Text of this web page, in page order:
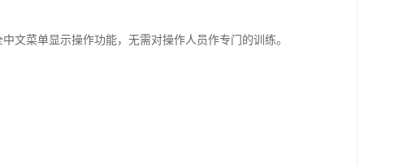
文菜单显示操作功能，无需对操作人员作专门的训练。